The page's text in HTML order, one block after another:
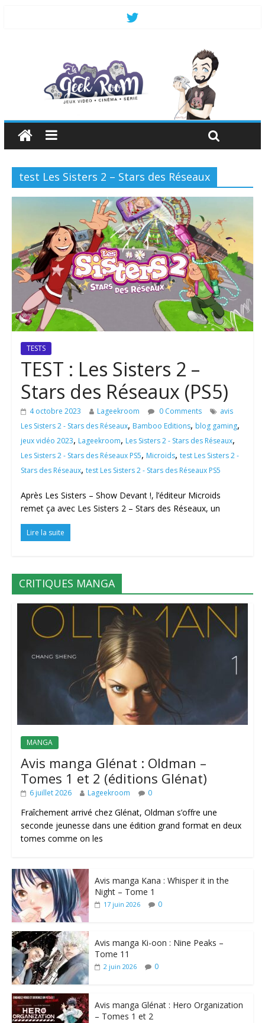
test Les Sisters 2 – Stars des Réseaux
TESTS
TEST : Les Sisters 2 –
Stars des Réseaux (PS5)
4 octobre 2023 Lageekroom 0 Comments
avis
Les Sisters 2 - Stars des Réseaux, Bamboo Editions, blog gaming,
jeux vidéo 2023, Lageekroom, Les Sisters 2 - Stars des Réseaux,
Les Sisters 2 - Stars des Réseaux PS5, Microids, test Les Sisters 2 -
Stars des Réseaux, test Les Sisters 2 - Stars des Réseaux PS5
Après Les Sisters – Show Devant !, l’éditeur Microids
remet ça avec Les Sisters 2 – Stars des Réseaux, un
Lire la suite
CRITIQUES MANGA
MANGA
Avis manga Glénat : Oldman –
Tomes 1 et 2 (éditions Glénat)
6 juillet 2026 Lageekroom 0
Fraîchement arrivé chez Glénat, Oldman s’offre une
seconde jeunesse dans une édition grand format en deux
tomes comme on les
Avis manga Kana : Whisper it in the
Night – Tome 1
17 juin 2026 0
Avis manga Ki-oon : Nine Peaks –
Tome 11
2 juin 2026 0
Avis manga Glénat : Hero Organization
– Tomes 1 et 2